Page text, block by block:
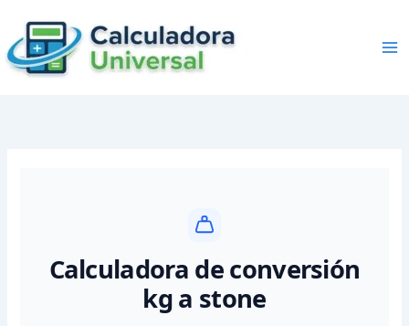
content
Calculadora de conversión
kg a stone